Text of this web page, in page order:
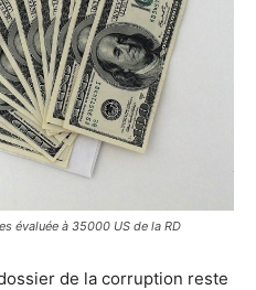
évaluée à 35000 US de la RD
de la corruption reste